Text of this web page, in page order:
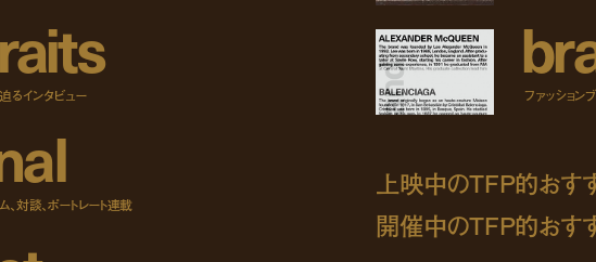
aits
るインタビュー
al
対談、ポートレート連載
br
ファッション
上映中のTFP的おす
開催中のTFP的おす